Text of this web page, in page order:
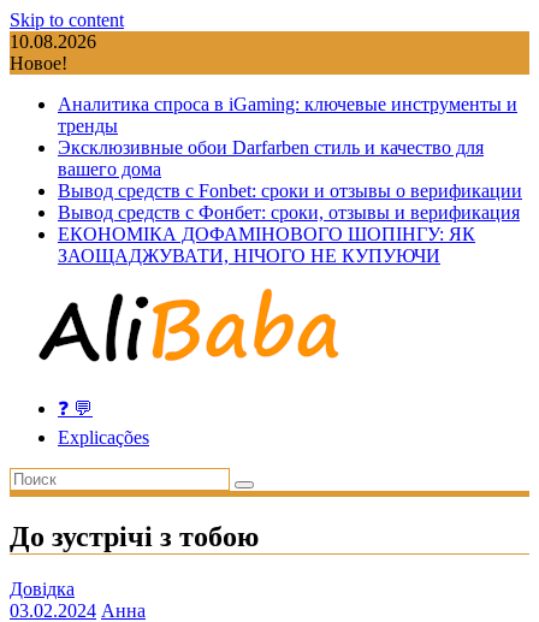
Skip to content
10.08.2026
Новое!
Аналитика спроса в iGaming: ключевые инструменты и
тренды
Эксклюзивные обои Darfarben стиль и качество для
вашего дома
Вывод средств с Fonbet: сроки и отзывы о верификации
Вывод средств с Фонбет: сроки, отзывы и верификация
ЕКОНОМІКА ДОФАМІНОВОГО ШОПІНГУ: ЯК
ЗАОЩАДЖУВАТИ, НІЧОГО НЕ КУПУЮЧИ
❓ 💬
Explicações
До зустрічі з тобою
Довідка
03.02.2024 Анна